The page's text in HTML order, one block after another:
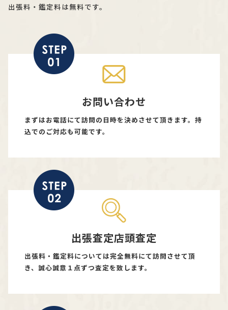
出張料・鑑定料は無料です。
お問い合わせ
まずはお電話にて訪問の日時を決めさせて頂きます。持
込でのご対応も可能です。
出張査定店頭査定
出張料・鑑定料については完全無料にて訪問させて頂
き、誠心誠意１点ずつ査定を致します。